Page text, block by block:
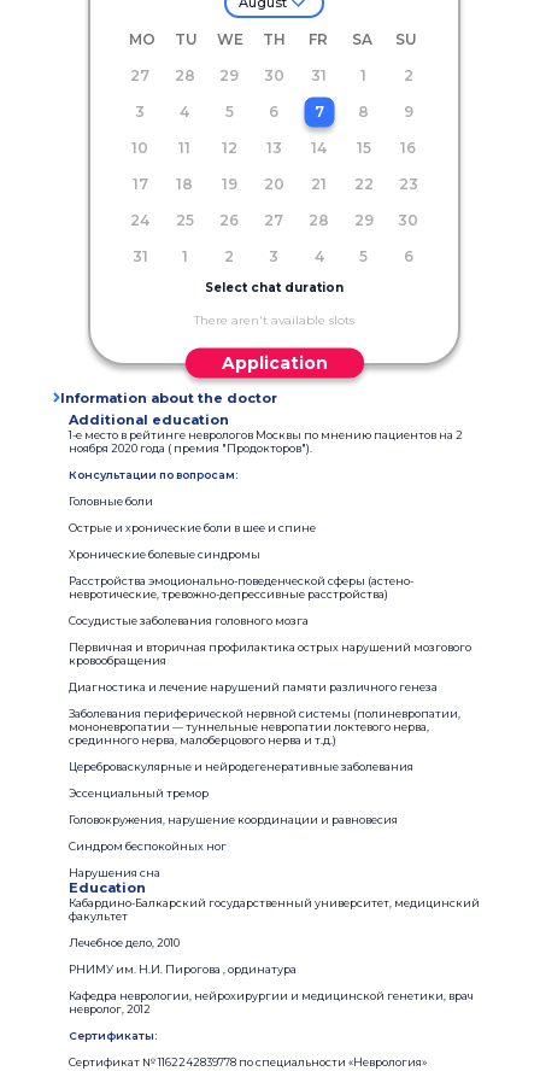
MO TU WE TH FR SA
SU
27
28 29 30 31 1
2
3
4 5 6 7 8
9
10
11 12 13 14 15
16
17
18 19 20 21 22
23
24
25 26 27 28 29
30
31
1 2 3 4 5 6
Select chat duration
There aren't available slots
Application
Information about the doctor
Additional education
1-е место в рейтинге неврологов Москвы по мнению пациентов на 2
ноября 2020 года ( премия "Продокторов").
Консультации по вопросам:
Головные боли
Острые и хронические боли в шее и спине
Хронические болевые синдромы
Расстройства эмоционально-поведенческой сферы (астено-
невротические, тревожно-депрессивные расстройства)
Сосудистые заболевания головного мозга
Первичная и вторичная профилактика острых нарушений мозгового
кровообращения
Диагностика и лечение нарушений памяти различного генеза
Заболевания периферической нервной системы (полиневропатии,
мононевропатии — туннельные невропатии локтевого нерва,
срединного нерва, малоберцового нерва и т.д.)
Цереброваскулярные и нейродегенеративные заболевания
Эссенциальный тремор
Головокружения, нарушение координации и равновесия
Синдром беспокойных ног
Нарушения сна
Education
Кабардино-Балкарский государственный университет, медицинский
факультет
Лечебное дело, 2010
РНИМУ им. Н.И. Пирогова , ординатура
Кафедра неврологии, нейрохирургии и медицинской генетики, врач
невролог, 2012
Сертификаты:
Сертификат № 1162242839778 по специальности «Неврология»